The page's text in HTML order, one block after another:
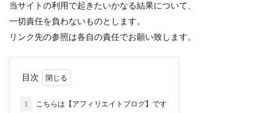
当サイトの利用で起きたいかなる結果について、
一切責任を負わないものとします。
リンク先の参照は各自の責任でお願い致します。
目次
1 こちらは【アフィリエイトブログ】です